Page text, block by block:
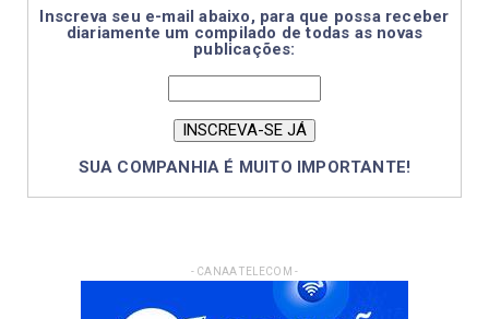
Inscreva seu e-mail abaixo, para que possa receber
diariamente um compilado de todas as novas
publicações:
SUA COMPANHIA É MUITO IMPORTANTE!
- CANAA TELECOM -